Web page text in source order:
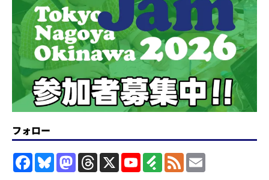
フォロー
F
a
B
M
a
T
h
X
Y
o
F
e
F
e